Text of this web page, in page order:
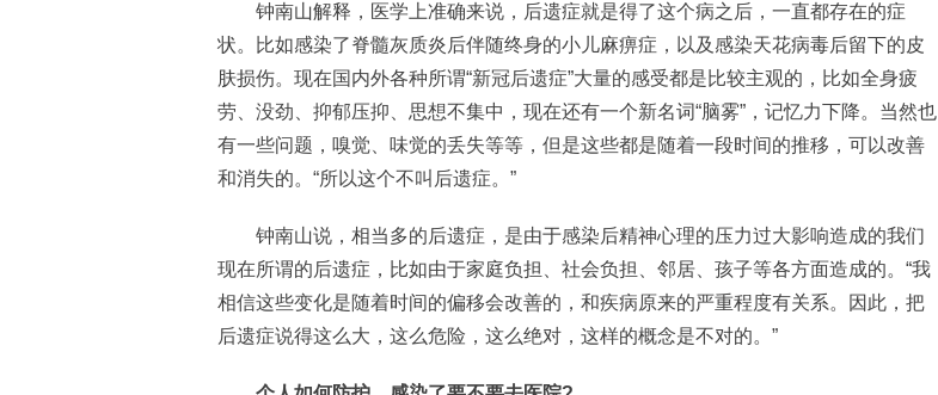
钟南山解释，医学上准确来说，后遗症就是得了这个病之后，一直都存在的症
状。比如感染了脊髓灰质炎后伴随终身的小儿麻痹症，以及感染天花病毒后留下的皮
肤损伤。现在国内外各种所谓“新冠后遗症”大量的感受都是比较主观的，比如全身疲
劳、没劲、抑郁压抑、思想不集中，现在还有一个新名词“脑雾”，记忆力下降。当然也
有一些问题，嗅觉、味觉的丢失等等，但是这些都是随着一段时间的推移，可以改善
和消失的。“所以这个不叫后遗症。”
钟南山说，相当多的后遗症，是由于感染后精神心理的压力过大影响造成的我们
现在所谓的后遗症，比如由于家庭负担、社会负担、邻居、孩子等各方面造成的。“我
相信这些变化是随着时间的偏移会改善的，和疾病原来的严重程度有关系。因此，把
后遗症说得这么大，这么危险，这么绝对，这样的概念是不对的。”